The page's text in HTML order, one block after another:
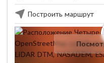
Построить маршрут